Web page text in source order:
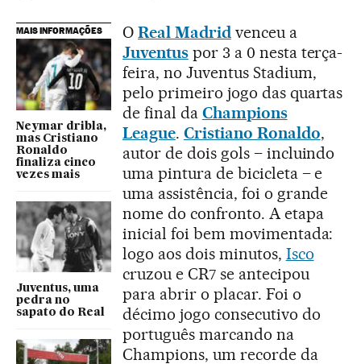
MAIS INFORMAÇÕES
Neymar dribla,
mas Cristiano
Ronaldo
finaliza cinco
vezes mais
Juventus, uma
pedra no
sapato do Real
O Real Madridvenceu a
Juventuspor 3 a 0 nesta terça-
feira, no Juventus Stadium,
pelo primeiro jogo das quartas
de final da Champions
League. Cristiano Ronaldo,
autor de dois gols – incluindo
uma pintura de bicicleta – e
uma assistência, foi o grande
nome do confronto. A etapa
inicial foi bem movimentada:
logo aos dois minutos, Isco
cruzou e CR7 se antecipou
para abrir o placar. Foi o
décimo jogo consecutivo do
português marcando na
Champions, um recorde da